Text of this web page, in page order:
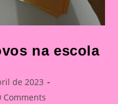
na escola
de 2023
Comments